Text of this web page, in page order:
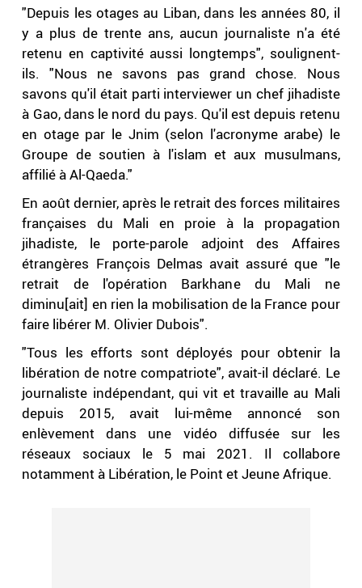
"Depuis les otages au Liban, dans les années 80, il
y a plus de trente ans, aucun journaliste n'a été
retenu en captivité aussi longtemps", soulignent-
ils. "Nous ne savons pas grand chose. Nous
savons qu'il était parti interviewer un chef jihadiste
à Gao, dans le nord du pays. Qu'il est depuis retenu
en otage par le Jnim (selon l'acronyme arabe) le
Groupe de soutien à l'islam et aux musulmans,
affilié à Al-Qaeda."
En août dernier, après le retrait des forces militaires
françaises du Mali en proie à la propagation
jihadiste, le porte-parole adjoint des Affaires
étrangères François Delmas avait assuré que "le
retrait de l'opération Barkhane du Mali ne
diminu[ait] en rien la mobilisation de la France pour
faire libérer M. Olivier Dubois".
"Tous les efforts sont déployés pour obtenir la
libération de notre compatriote", avait-il déclaré. Le
journaliste indépendant, qui vit et travaille au Mali
depuis 2015, avait lui-même annoncé son
enlèvement dans une vidéo diffusée sur les
réseaux sociaux le 5 mai 2021. Il collabore
notamment à Libération, le Point et Jeune Afrique.